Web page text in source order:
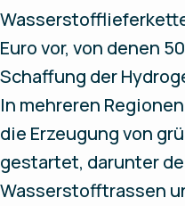
Euro vor, von denen
Schaffung der
In mehreren
die Erzeugung von
gestartet, darunter
Wasserstofftrassen